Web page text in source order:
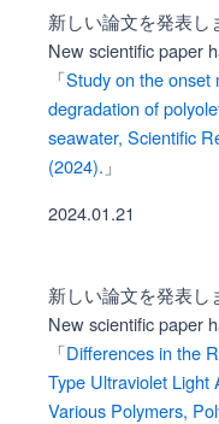
新しい論文を発表し
New scientific paper
「Study on the onset
degradation of
seawater, Scientific
(2024). 」
2024.01.21
新しい論文を発表し
New scientific paper
「Differences in the
Type Ultraviolet Light
Various Polymers,